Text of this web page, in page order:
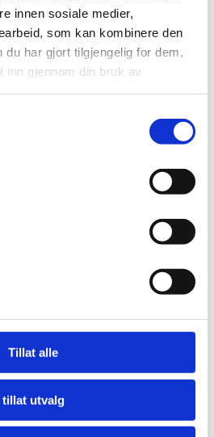
innen sosiale medier,
som kan kombinere den
har gjort tilgjengelig for dem,
inn gjennom din bruk av
Tillat alle
tillat utvalg